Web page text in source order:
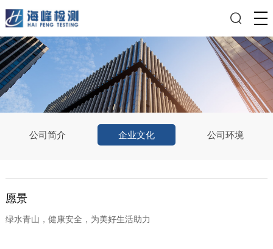
公司简介 企业文化 公司环境
愿景
绿水青山，健康安全，为美好生活助力